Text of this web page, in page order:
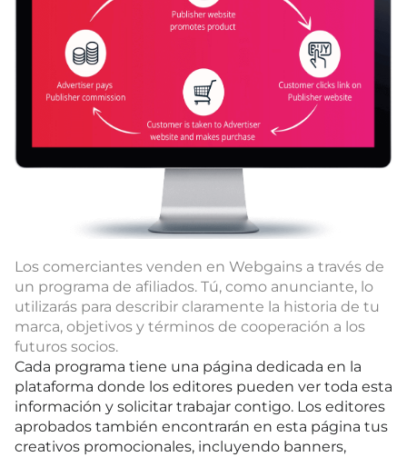
Los comerciantes venden en Webgains a través de
un programa de afiliados. Tú, como anunciante, lo
utilizarás para describir claramente la historia de tu
marca, objetivos y términos de cooperación a los
futuros socios.
Cada programa tiene una página dedicada en la
plataforma donde los editores pueden ver toda esta
información y solicitar trabajar contigo. Los editores
aprobados también encontrarán en esta página tus
creativos promocionales, incluyendo banners,